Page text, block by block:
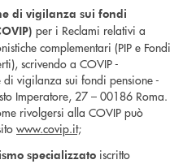
di vigilanza sui fondi
per i Reclami relativi a
complementari (PIP e Fondi
scrivendo a COVIP -
di vigilanza sui fondi pensione -
Imperatore, 27 – 00186 Roma.
rivolgersi alla COVIP può
www.covip.it;
specializzato iscritto